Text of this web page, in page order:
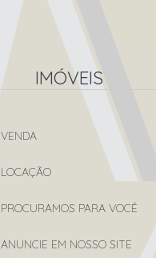
IMÓVEIS
VENDA
LOCAÇÃO
PROCURAMOS PARA VOCÊ
ANUNCIE EM NOSSO SITE